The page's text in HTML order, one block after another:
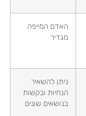
האדם המייפה
מגדיר
ניתן להשאיר
הנחיות ובקשות
בנושאים שונים